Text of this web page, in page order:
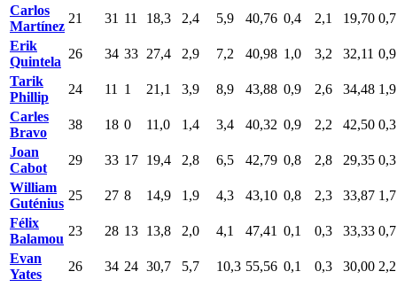
Carlos
Martínez
21 31 11 18,3 2,4 5,9 40,76 0,4 2,1 19,70 0,7
Erik
Quintela
26 34 33 27,4 2,9 7,2 40,98 1,0 3,2 32,11 0,9
Tarik
Phillip
24 11 1 21,1 3,9 8,9 43,88 0,9 2,6 34,48 1,9
Carles
Bravo
38 18 0 11,0 1,4 3,4 40,32 0,9 2,2 42,50 0,3
Joan
Cabot
29 33 17 19,4 2,8 6,5 42,79 0,8 2,8 29,35 0,3
William
Guténius
25 27 8 14,9 1,9 4,3 43,10 0,8 2,3 33,87 1,7
Félix
Balamou
23 28 13 13,8 2,0 4,1 47,41 0,1 0,3 33,33 0,7
Evan
Yates
26 34 24 30,7 5,7 10,3 55,56 0,1 0,3 30,00 2,2